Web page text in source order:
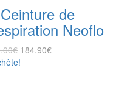
de
Neoflo
€ 184.90€